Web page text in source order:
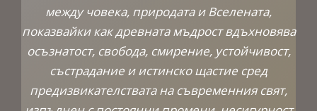
между човека, природата и Вселената,
показвайки как древната мъдрост вдъхновява
осъзнатост, свобода, смирение, устойчивост,
състрадание и истинско щастие сред
предизвикателствата на съвременния свят,